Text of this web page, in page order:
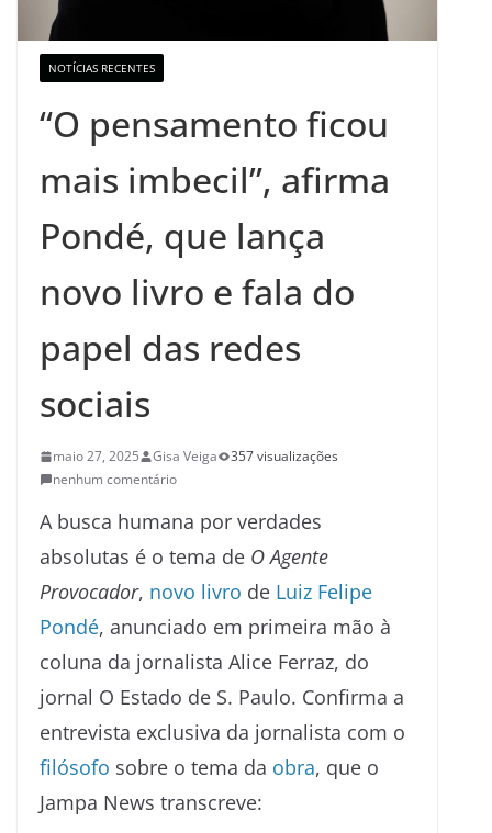
NOTÍCIAS RECENTES
“O pensamento ficou
mais imbecil”, afirma
Pondé, que lança
novo livro e fala do
papel das redes
sociais
maio 27, 2025 Gisa Veiga
357 visualizações
nenhum comentário
A busca humana por verdades
absolutas é o tema de O Agente
Provocador, novo livro de Luiz Felipe
Pondé, anunciado em primeira mão à
coluna da jornalista Alice Ferraz, do
jornal O Estado de S. Paulo. Confirma a
entrevista exclusiva da jornalista com o
filósofo sobre o tema da obra, que o
Jampa News transcreve: